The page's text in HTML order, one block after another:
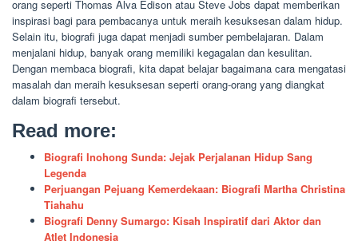
orang seperti Thomas Alva Edison atau Steve Jobs dapat memberikan
inspirasi bagi para pembacanya untuk meraih kesuksesan dalam hidup.
Selain itu, biografi juga dapat menjadi sumber pembelajaran. Dalam
menjalani hidup, banyak orang memiliki kegagalan dan kesulitan.
Dengan membaca biografi, kita dapat belajar bagaimana cara mengatasi
masalah dan meraih kesuksesan seperti orang-orang yang diangkat
dalam biografi tersebut.
Read more:
Biografi Inohong Sunda: Jejak Perjalanan Hidup Sang
Legenda
Perjuangan Pejuang Kemerdekaan: Biografi Martha Christina
Tiahahu
Biografi Denny Sumargo: Kisah Inspiratif dari Aktor dan
Atlet Indonesia